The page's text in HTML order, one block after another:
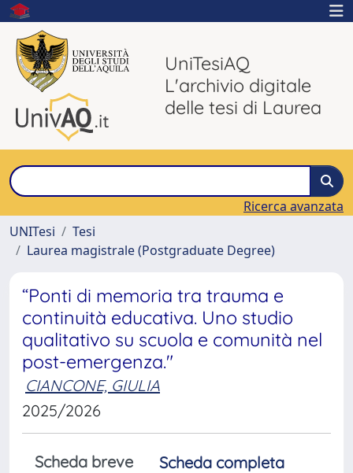
UniTesiAQ
L'archivio digitale
delle tesi di Laurea
Ricerca avanzata
UNITesi
Tesi
Laurea magistrale (Postgraduate Degree)
“Ponti di memoria tra trauma e
continuità educativa. Uno studio
qualitativo su scuola e comunità nel
post-emergenza."
CIANCONE, GIULIA
2025/2026
Scheda breve
Scheda completa